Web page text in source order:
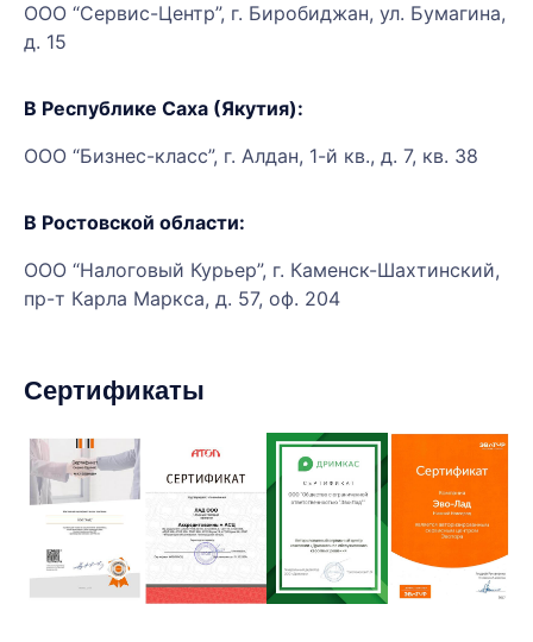
ООО “Сервис-Центр”, г. Биробиджан, ул. Бумагина,
д. 15
В Республике Саха (Якутия):
ООО “Бизнес-класс”, г. Алдан, 1-й кв., д. 7, кв. 38
В Ростовской области:
ООО “Налоговый Курьер”, г. Каменск-Шахтинский,
пр-т Карла Маркса, д. 57, оф. 204
Сертификаты